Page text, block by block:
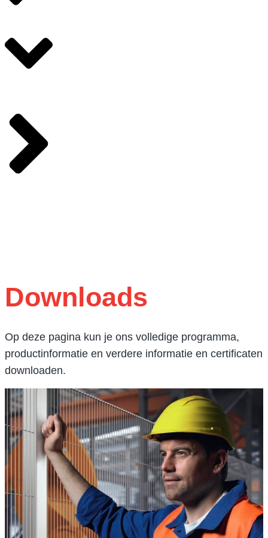
Downloads
Op deze pagina kun je ons volledige programma,
productinformatie en verdere informatie en certificaten
downloaden.